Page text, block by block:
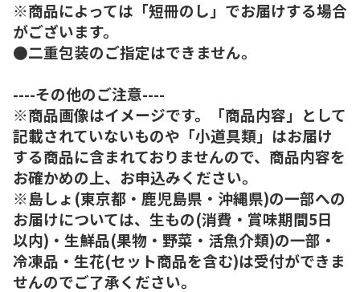
※商品によっては「短冊のし」でお届けする場合
がございます。
●二重包装のご指定はできません。
----その他のご注意----
※商品画像はイメージです。「商品内容」として
記載されていないものや「小道具類」はお届け
する商品に含まれておりませんので、商品内容を
お確かめの上、お申込みください。
※島しょ(東京都・鹿児島県・沖縄県)の一部への
お届けについては、生もの(消費・賞味期間5日
以内)・生鮮品(果物・野菜・活魚介類)の一部・
冷凍品・生花(セット商品を含む)は受付ができま
せんのでご了承ください。